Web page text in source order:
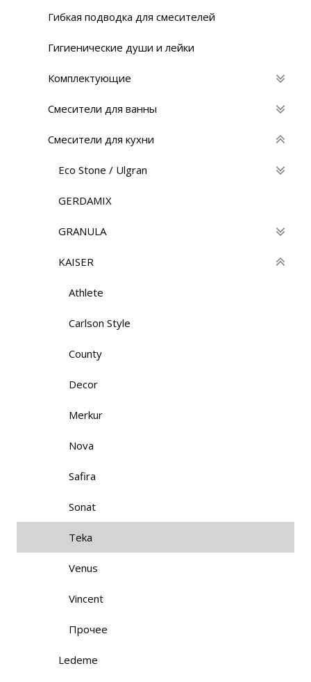
Гибкая подводка для смесителей
Гигиенические души и лейки
Комплектующие
Смесители для ванны
Смесители для кухни
Eco Stone / Ulgran
GERDAMIX
GRANULA
KAISER
Athlete
Carlson Style
County
Decor
Merkur
Nova
Safira
Sonat
Teka
Venus
Vincent
Прочее
Ledeme